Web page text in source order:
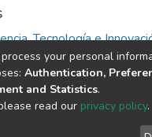
Tecnología e
copyright © 2002-
End User
your personal
Authentication,
and Statistics.
read our privacy policy.